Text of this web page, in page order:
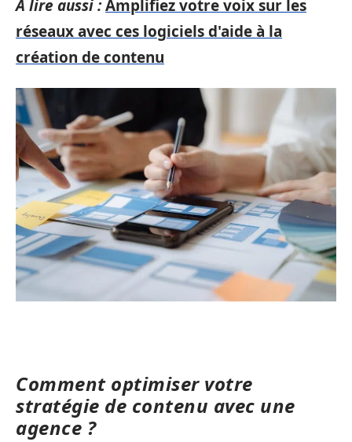
A lire aussi :Amplifiez votre voix sur les
réseaux avec ces logiciels d'aide à la
création de contenu
Comment optimiser votre
stratégie de contenu avec une
agence ?